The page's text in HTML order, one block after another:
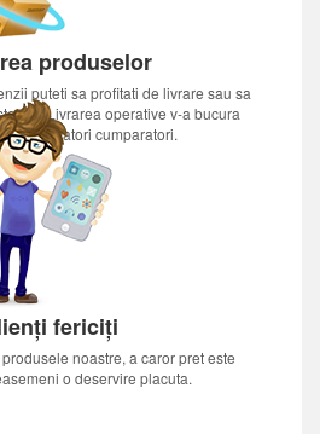
produselor
puteti sa profitati de livrare sau sa
operative v-a bucura
nerabdatori cumparatori.
fericiți
noastre, a caror pret este
o deservire placuta.